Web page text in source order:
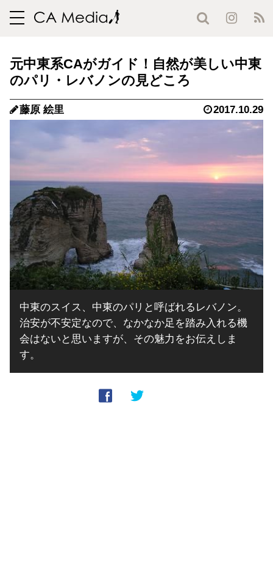
toggle
元中東系CAがガイド！自然が美しい中東
のパリ・レバノンの見どころ
藤原 絵里 2017.10.29
中東のスイス、中東のパリと呼ばれるレバノン。
治安が不安定なので、なかなか足を踏み入れる機
会はないと思いますが、その魅力をお伝えしま
す。